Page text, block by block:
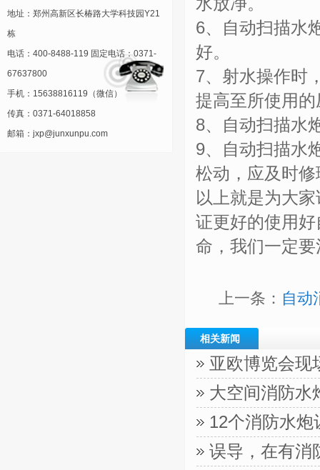
地址：郑州高新区长椿路大学科技园Y21
栋
电话：400-8488-119 固定电话：0371-
67637800
手机：15638816119（微信）
传真：0371-64018858
邮箱：jxp@junxunpu.com
6、自动扫描水
好。
7、射水操作时
提高至所使用
8、自动扫描水
9、自动扫描水
松动，应及时
以上就是为大
证更好的使用
命，我们一定
上一条： 自动
相关新闻
亚欧博览会现
大空间消防水
12个消防水
误导，在有消